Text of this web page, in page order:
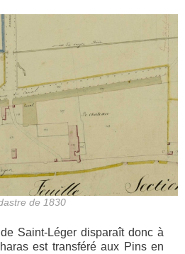
de 1830
Saint-Léger disparaît donc à
est transféré aux Pins en